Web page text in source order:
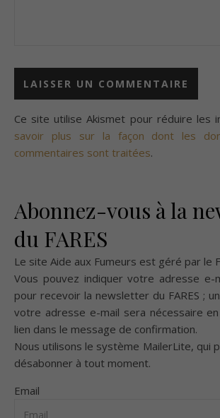
Ce site utilise Akismet pour réduire les
savoir plus sur la façon dont les
commentaires sont traitées.
Abonnez-vous à la
du FARES
Le site Aide aux Fumeurs est géré par le
Vous pouvez indiquer votre adresse e-
pour recevoir la newsletter du FARES ;
votre adresse e-mail sera nécessaire
lien dans le message de confirmation.
Nous utilisons le système MailerLite, qui
désabonner à tout moment.
Email